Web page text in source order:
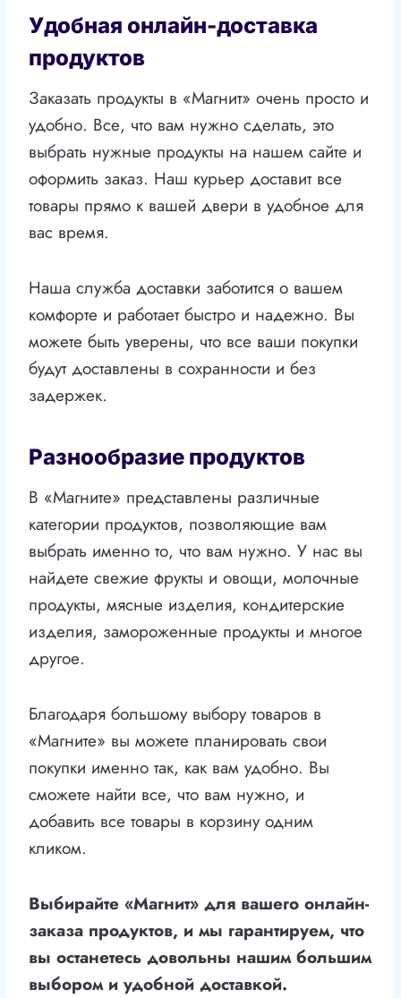
Удобная онлайн-доставка
продуктов
Заказать продукты в «Магнит» очень просто и
удобно. Все, что вам нужно сделать, это
выбрать нужные продукты на нашем сайте и
оформить заказ. Наш курьер доставит все
товары прямо к вашей двери в удобное для
вас время.
Наша служба доставки заботится о вашем
комфорте и работает быстро и надежно. Вы
можете быть уверены, что все ваши покупки
будут доставлены в сохранности и без
задержек.
Разнообразие продуктов
В «Магните» представлены различные
категории продуктов, позволяющие вам
выбрать именно то, что вам нужно. У нас вы
найдете свежие фрукты и овощи, молочные
продукты, мясные изделия, кондитерские
изделия, замороженные продукты и многое
другое.
Благодаря большому выбору товаров в
«Магните» вы можете планировать свои
покупки именно так, как вам удобно. Вы
сможете найти все, что вам нужно, и
добавить все товары в корзину одним
кликом.
Выбирайте «Магнит» для вашего онлайн-
заказа продуктов, и мы гарантируем, что
вы останетесь довольны нашим большим
выбором и удобной доставкой.